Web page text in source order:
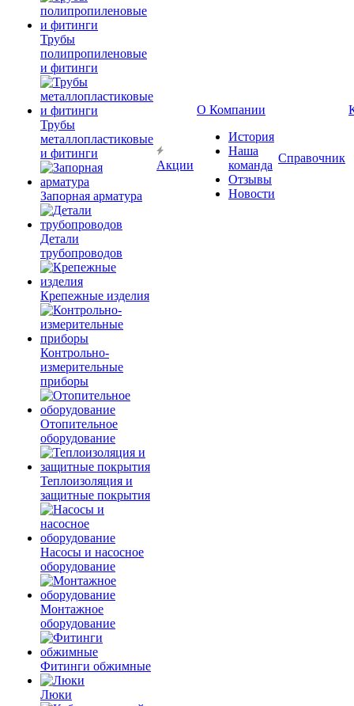
Трубы
полипропиленовые
и фитинги
Трубы
металлопластиковые
и фитинги
Запорная арматура
Детали
трубопроводов
Крепежные изделия
Контрольно-
измерительные
приборы
Отопительное
оборудование
Теплоизоляция и
защитные покрытия
Насосы и насосное
оборудование
Монтажное
оборудование
Фитинги обжимные
Люки
Акции
О Компании
История
Наша
команда
Отзывы
Новости
Справочник